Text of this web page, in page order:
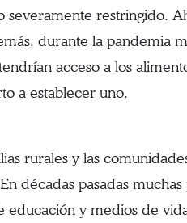
restringido.
durante la pandemia
acceso a los
a establecer uno.
rurales y las
décadas pasadas
y medios de